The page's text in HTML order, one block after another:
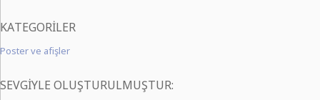
KATEGORILER
Poster ve afişler
SEVGIYLE OLUŞTURULMUŞTUR: